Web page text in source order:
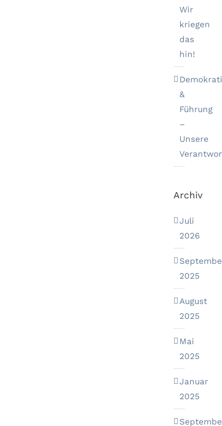
Wir
kriegen
das
hin!
&
Führung
–
Unsere
Archiv
Juli
2026
2025
August
2025
Mai
2025
Januar
2025